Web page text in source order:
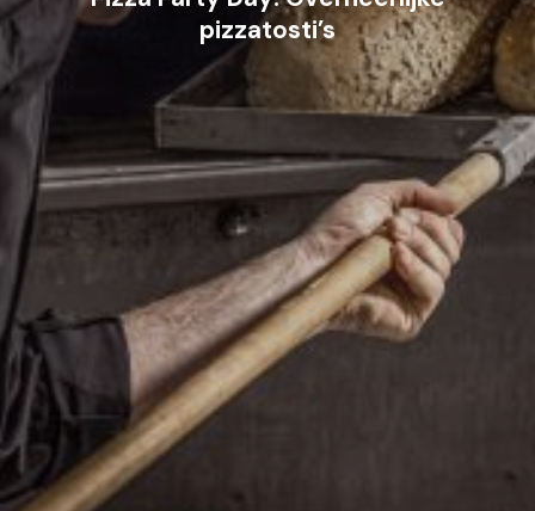
pizzatosti’s